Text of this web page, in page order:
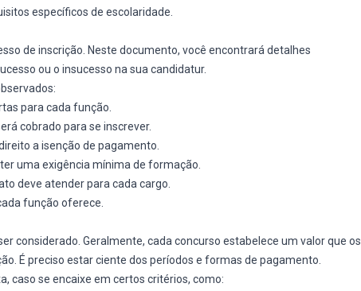
específicos de escolaridade.
de inscrição. Neste documento, você encontrará detalhes
ou o insucesso na sua candidatur.
para cada função.
cobrado para se inscrever.
a isenção de pagamento.
uma exigência mínima de formação.
deve atender para cada cargo.
função oferece.
considerado. Geralmente, cada concurso estabelece um valor que os
É preciso estar ciente dos períodos e formas de pagamento.
caso se encaixe em certos critérios, como: